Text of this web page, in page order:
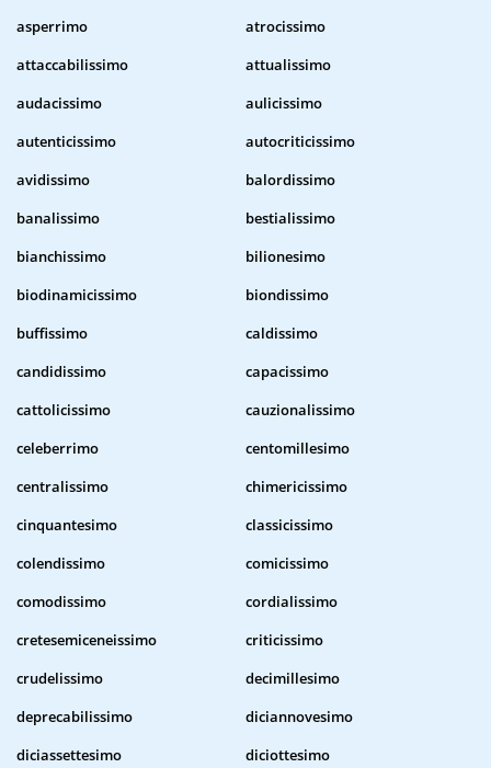
asperrimo
atrocissimo
attaccabilissimo
attualissimo
audacissimo
aulicissimo
autenticissimo
autocriticissimo
avidissimo
balordissimo
banalissimo
bestialissimo
bianchissimo
bilionesimo
biodinamicissimo
biondissimo
buffissimo
caldissimo
candidissimo
capacissimo
cattolicissimo
cauzionalissimo
celeberrimo
centomillesimo
centralissimo
chimericissimo
cinquantesimo
classicissimo
colendissimo
comicissimo
comodissimo
cordialissimo
cretesemiceneissimo
criticissimo
crudelissimo
decimillesimo
deprecabilissimo
diciannovesimo
diciassettesimo
diciottesimo